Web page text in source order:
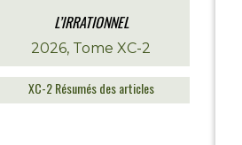
L’IRRATIONNEL
2026, Tome XC-2
XC-2 Résumés des articles